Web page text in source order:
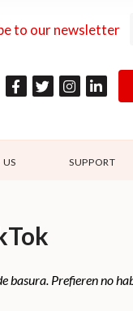
to our newsletter
US SUPPORT
basura. Prefieren no